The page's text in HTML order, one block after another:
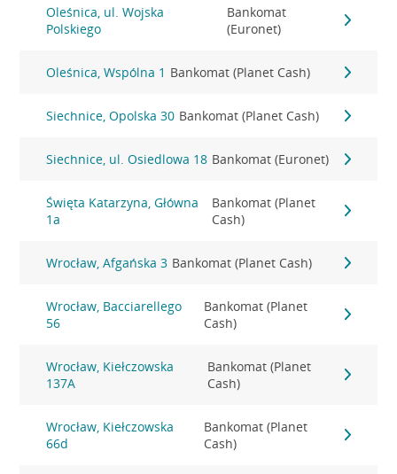
Oleśnica, ul. Wojska
Polskiego
Bankomat
(Euronet)
Oleśnica, Wspólna 1 Bankomat (Planet Cash)
Siechnice, Opolska 30 Bankomat (Planet Cash)
Siechnice, ul. Osiedlowa 18 Bankomat (Euronet)
Święta Katarzyna, Główna
1a
Bankomat (Planet
Cash)
Wrocław, Afgańska 3 Bankomat (Planet Cash)
Wrocław, Bacciarellego
56
Bankomat (Planet
Cash)
Wrocław, Kiełczowska
137A
Bankomat (Planet
Cash)
Wrocław, Kiełczowska
66d
Bankomat (Planet
Cash)